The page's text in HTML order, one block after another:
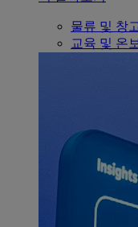
물류 및 창
교육 및 온